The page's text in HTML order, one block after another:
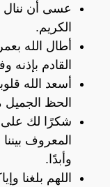
عسى أن ننال
الكريم.
أطال الله
القادم بإذنه
أسعد الله
الحظ
شكرًا لك على
المعروف
وأبدًا.
اللهم بلغنا